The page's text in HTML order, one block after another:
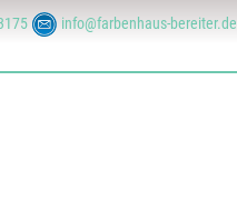
info@farbenhaus-bereiter.de